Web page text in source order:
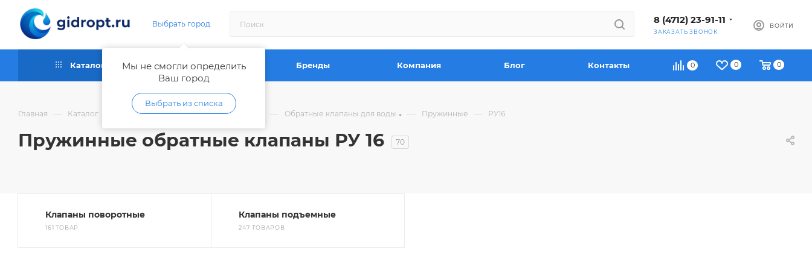
Выбрать город
Мы не смогли определить
Ваш город
Выбрать из списка
8 (4712) 23-91-11
ЗАКАЗАТЬ ЗВОНОК
ВОЙТИ
0 0 0
Каталог Как купить Бренды Компания Блог Контакты
Главная — Каталог Запорная и регулирующая арматура — Обратные клапаны для воды — Пружинные — РУ16
Пружинные обратные клапаны РУ 16 70
Клапаны поворотные
161 ТОВАР
Клапаны подъемные
247 ТОВАРОВ